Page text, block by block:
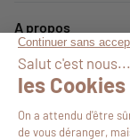
A propos
Services
Suivez-nous